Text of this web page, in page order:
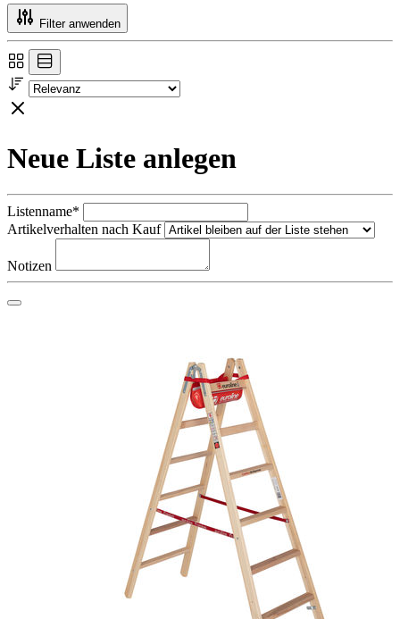
Filter anwenden
Neue Liste anlegen
Listenname*
Artikelverhalten nach Kauf
Notizen